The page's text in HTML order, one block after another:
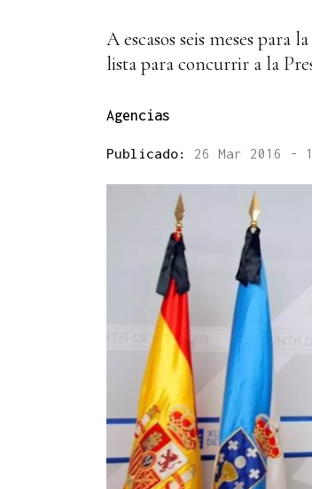
A escasos seis meses
lista para concurrir a la
Agencias
Publicado: 26 Mar 2016 -